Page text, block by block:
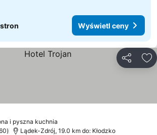
Wyświetl ceny
i pyszna kuchnia
Lądek-Zdrój, 19.0 km do: Kłodzko